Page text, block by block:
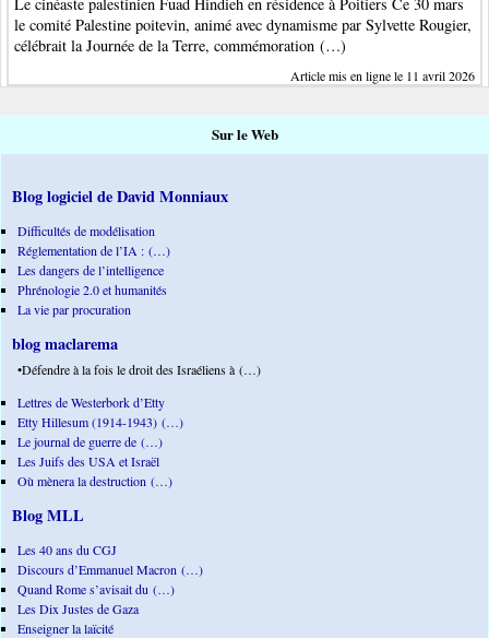
le comité Palestine poitevin, animé avec dynamisme par Sylvette Rougier,
célébrait la Journée de la Terre, commémoration (…)
Article mis en ligne le 11 avril 2026
Sur le Web
Blog logiciel de David Monniaux
Difficultés de modélisation
Réglementation de l’IA : (…)
Les dangers de l’intelligence
Phrénologie 2.0 et humanités
La vie par procuration
blog maclarema
•Défendre à la fois le droit des Israéliens à (…)
Lettres de Westerbork d’Etty
Etty Hillesum (1914-1943) (…)
Le journal de guerre de (…)
Les Juifs des USA et Israël
Où mènera la destruction (…)
Blog MLL
Les 40 ans du CGJ
Discours d’Emmanuel Macron (…)
Quand Rome s’avisait du (…)
Les Dix Justes de Gaza
Enseigner la laïcité